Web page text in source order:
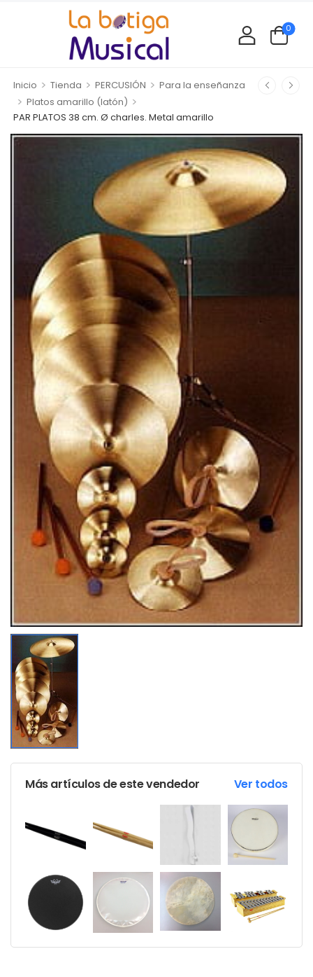
0
Inicio > Tienda > PERCUSIÓN > Para la enseñanza
> Platos amarillo (latón) >
PAR PLATOS 38 cm. Ø charles. Metal amarillo
Más artículos de este vendedor Ver todos